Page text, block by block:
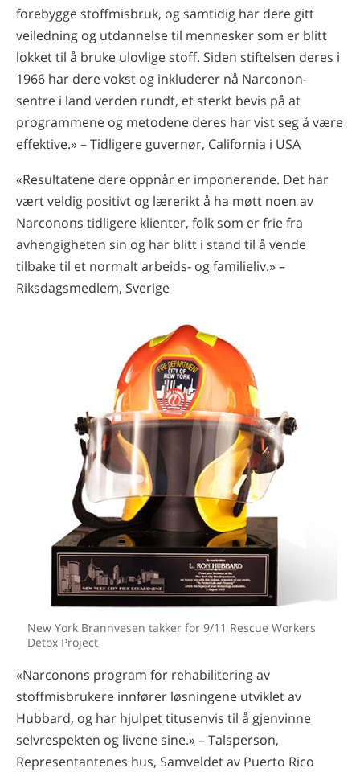
forebygge stoffmisbruk, og samtidig har dere gitt
veiledning og utdannelse til mennesker som er blitt
lokket til å bruke ulovlige stoff. Siden stiftelsen deres i
1966 har dere vokst og inkluderer nå Narconon-
sentre i land verden rundt, et sterkt bevis på at
programmene og metodene deres har vist seg å være
effektive.» – Tidligere guvernør, California i USA
«Resultatene dere oppnår er imponerende. Det har
vært veldig positivt og lærerikt å ha møtt noen av
Narconons tidligere klienter, folk som er frie fra
avhengigheten sin og har blitt i stand til å vende
tilbake til et normalt arbeids- og familieliv.» –
Riksdagsmedlem, Sverige
New York Brannvesen takker for 9/11 Rescue Workers
Detox Project
«Narconons program for rehabilitering av
stoffmisbrukere innfører løsningene utviklet av
Hubbard, og har hjulpet titusenvis til å gjenvinne
selvrespekten og livene sine.» – Talsperson,
Representantenes hus, Samveldet av Puerto Rico